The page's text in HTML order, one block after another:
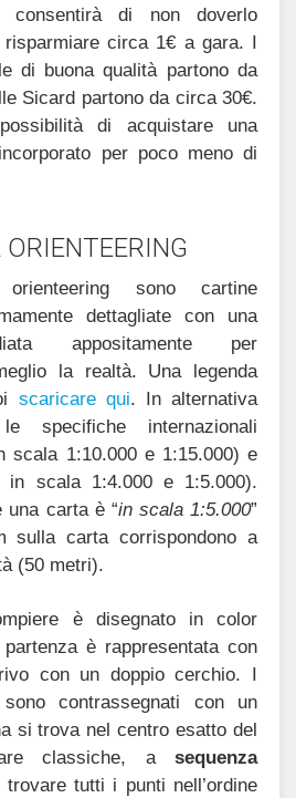
consentirà di non doverlo
circa 1€ a gara. I
di buona qualità partono da
Sicard partono da circa 30€.
di acquistare una
per poco meno di
sono cartine
dettagliate con una
appositamente per
la realtà. Una legenda
scaricare qui. In alternativa
specifiche internazionali
scala 1:10.000 e 1:15.000) e
in scala 1:4.000 e 1:5.000).
una carta è “in scala 1:5.000”
sulla carta corrispondono a
(50 metri).
è disegnato in color
è rappresentata con
con un doppio cerchio. I
contrassegnati con un
si trova nel centro esatto del
classiche, a sequenza
tutti i punti nell’ordine